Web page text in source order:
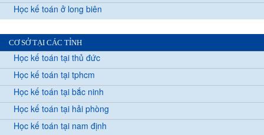
Học kế toán ở long biên
CƠ SỞ TẠI CÁC TỈNH
Học kế toán tại thủ đức
Học kế toán tại tphcm
Học kế toán tại bắc ninh
Học kế toán tại hải phòng
Học kế toán tại nam định